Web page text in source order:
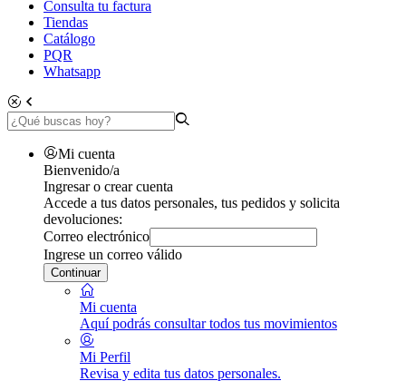
Consulta tu factura
Tiendas
Catálogo
PQR
Whatsapp
Mi cuenta
Bienvenido/a
Ingresar o crear cuenta
Accede a tus datos personales, tus pedidos y solicita
devoluciones:
Correo electrónico
Ingrese un correo válido
Continuar
Mi cuenta
Aquí podrás consultar todos tus movimientos
Mi Perfil
Revisa y edita tus datos personales.